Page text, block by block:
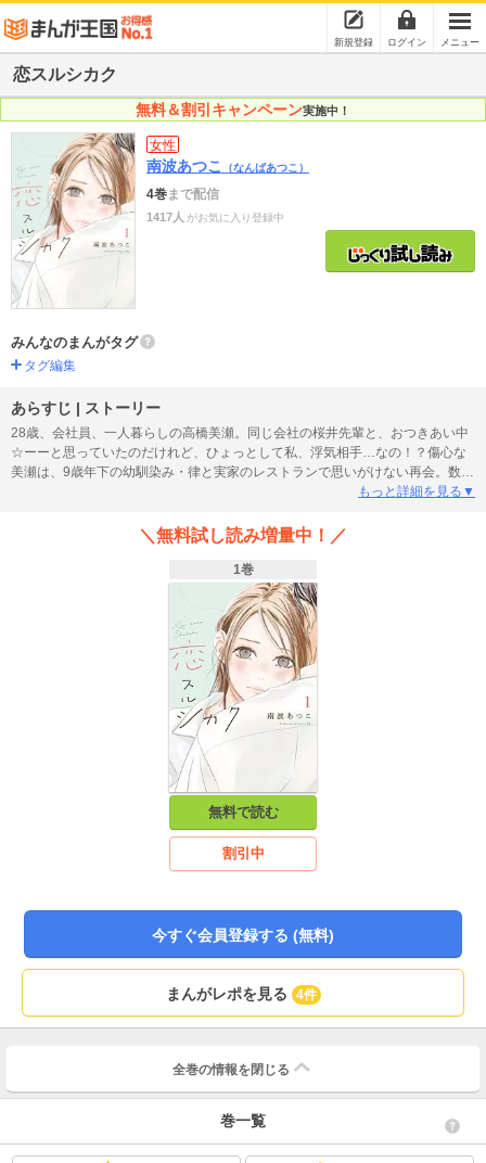
新規登録 ログイン メニュー
恋スルシカク
無料＆割引キャンペーン実施中！
女性
南波あつこ （なんばあつこ）
4巻まで配信
1417人 がお気に入り登録中
みんなのまんがタグ
タグ編集
あらすじ | ストーリー
28歳、会社員、一人暮らしの高橋美瀬。同じ会社の桜井先輩と、おつきあい中
☆ーーと思っていたのだけれど、ひょっとして私、浮気相手…なの！？傷心な
美瀬は、9歳年下の幼馴染み・律と実家のレストランで思いがけない再会。数年
ぶりに会う律の好きな人がまさか、そんな、私、なんてこと、……ある！？28
もっと詳細を見る▼
＼無料試し読み増量中！／
1巻
無料で読む
割引中
今すぐ会員登録する (無料)
まんがレポを見る 4件
全巻の情報を 閉じる
巻一覧